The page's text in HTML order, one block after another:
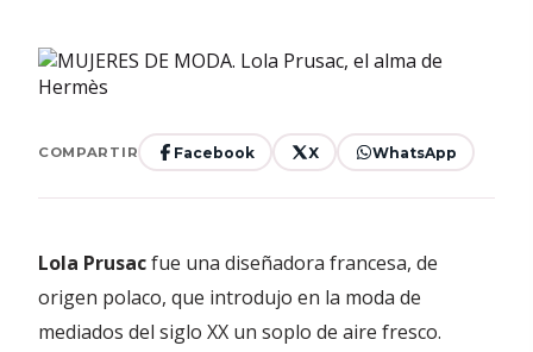
COMPARTIR Facebook X WhatsApp
Lola Prusacfue una diseñadora francesa, de
origen polaco, que introdujo en la moda de
mediados del siglo XX un soplo de aire fresco.